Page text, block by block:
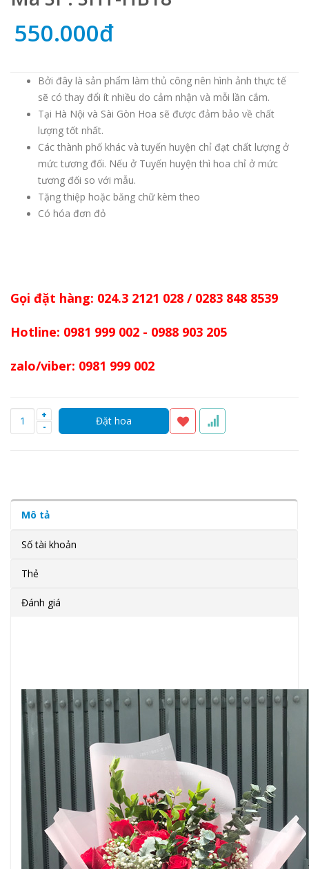
550.000đ
Bởi đây là sản phẩm làm thủ công nên hình ảnh thực tế
sẽ có thay đổi ít nhiều do cảm nhận và mỗi lần cắm.
Tại Hà Nội và Sài Gòn Hoa sẽ được đảm bảo về chất
lượng tốt nhất.
Các thành phố khác và tuyến huyện chỉ đạt chất lượng ở
mức tương đối. Nếu ở Tuyến huyện thì hoa chỉ ở mức
tương đối so với mẫu.
Tặng thiệp hoặc băng chữ kèm theo
Có hóa đơn đỏ
Gọi đặt hàng: 024.3 2121 028 / 0283 848 8539
Hotline: 0981 999 002 - 0988 903 205
zalo/viber: 0981 999 002
-
+
Mô tả
Số tài khoản
Thẻ
Đánh giá